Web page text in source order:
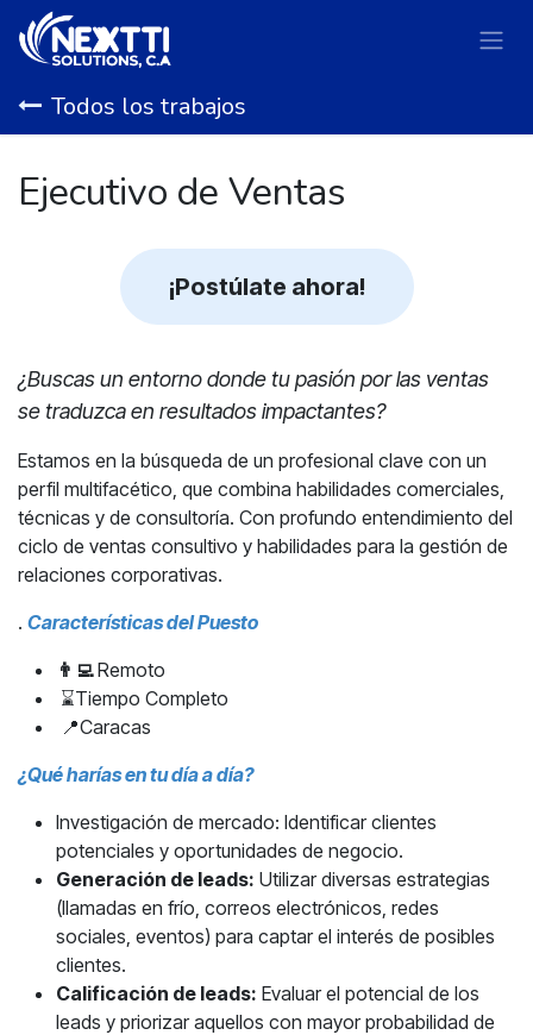
Ir al contenido
Todos los trabajos
Ejecutivo de Ventas
¡Postúlate ahora!
¿Buscas un entorno donde tu pasión por las ventas
se traduzca en resultados impactantes?
Estamos en la búsqueda de un profesional clave con un
perfil multifacético, que combina habilidades comerciales,
técnicas y de consultoría. Con profundo entendimiento del
ciclo de ventas consultivo y habilidades para la gestión de
relaciones corporativas.
. Características ​del Puesto
👨‍💻Remoto
⌛Tiempo Completo
📍Caracas
¿Qué harías en tu día a día?
Investigación de mercado: Identificar clientes
potenciales y oportunidades de negocio.
Generación de leads: Utilizar diversas estrategias
(llamadas en frío, correos electrónicos, redes
sociales, eventos) para captar el interés de posibles
clientes.​
Calificación de leads: Evaluar el potencial de los
leads y priorizar aquellos con mayor probabilidad de